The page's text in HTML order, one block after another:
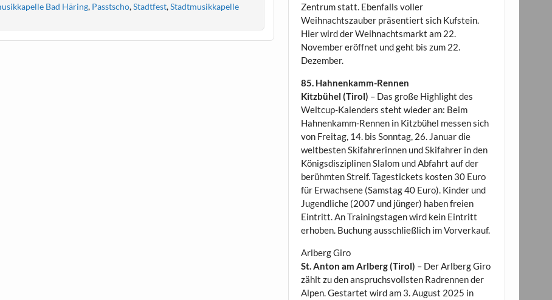
Bad Häring, Passtscho,Stadtfest,Stadtmusikkapelle
Zentrum statt. Ebenfalls voller
Weihnachtszauber präsentiert sich Kufstein.
Hier wird der Weihnachtsmarkt am 22.
November eröffnet und geht bis zum 22.
Dezember.
85. Hahnenkamm-Rennen
Kitzbühel (Tirol) – Das große Highlight des
Weltcup-Kalenders steht wieder an: Beim
Hahnenkamm-Rennen in Kitzbühel messen sich
von Freitag, 14. bis Sonntag, 26. Januar die
weltbesten Skifahrerinnen und Skifahrer in den
Königsdisziplinen Slalom und Abfahrt auf der
berühmten Streif. Tagestickets kosten 30 Euro
für Erwachsene (Samstag 40 Euro). Kinder und
Jugendliche (2007 und jünger) haben freien
Eintritt. An Trainingstagen wird kein Eintritt
erhoben. Buchung ausschließlich im Vorverkauf.
Arlberg Giro
St. Anton am Arlberg (Tirol) – Der Arlberg Giro
zählt zu den anspruchsvollsten Radrennen der
Alpen. Gestartet wird am 3. August 2025 in